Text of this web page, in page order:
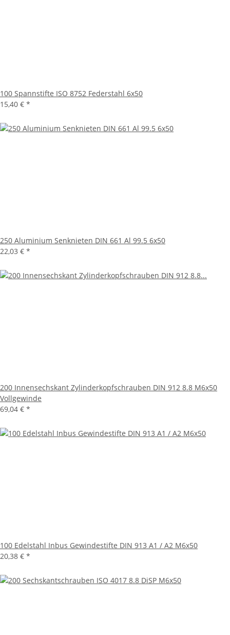
100 Spannstifte ISO 8752 Federstahl 6x50
15,40 € *
250 Aluminium Senknieten DIN 661 Al 99.5 6x50
22,03 € *
200 Innensechskant Zylinderkopfschrauben DIN 912 8.8 M6x50
Vollgewinde
69,04 € *
100 Edelstahl Inbus Gewindestifte DIN 913 A1 / A2 M6x50
20,38 € *